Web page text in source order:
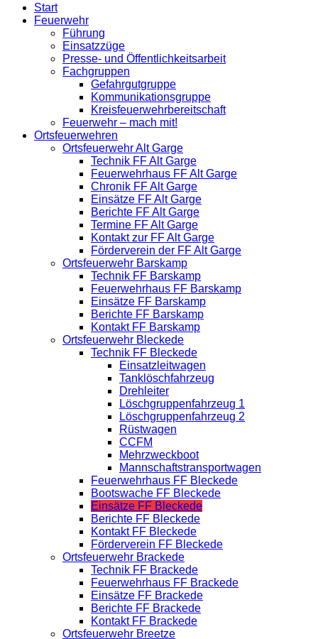
Start
Feuerwehr
Führung
Einsatzzüge
Presse- und Öffentlichkeitsarbeit
Fachgruppen
Gefahrgutgruppe
Kommunikationsgruppe
Kreisfeuerwehrbereitschaft
Feuerwehr – mach mit!
Ortsfeuerwehren
Ortsfeuerwehr Alt Garge
Technik FF Alt Garge
Feuerwehrhaus FF Alt Garge
Chronik FF Alt Garge
Einsätze FF Alt Garge
Berichte FF Alt Garge
Termine FF Alt Garge
Kontakt zur FF Alt Garge
Förderverein der FF Alt Garge
Ortsfeuerwehr Barskamp
Technik FF Barskamp
Feuerwehrhaus FF Barskamp
Einsätze FF Barskamp
Berichte FF Barskamp
Kontakt FF Barskamp
Ortsfeuerwehr Bleckede
Technik FF Bleckede
Einsatzleitwagen
Tanklöschfahrzeug
Drehleiter
Löschgruppenfahrzeug 1
Löschgruppenfahrzeug 2
Rüstwagen
CCFM
Mehrzweckboot
Mannschaftstransportwagen
Feuerwehrhaus FF Bleckede
Bootswache FF Bleckede
Einsätze FF Bleckede
Berichte FF Bleckede
Kontakt FF Bleckede
Förderverein FF Bleckede
Ortsfeuerwehr Brackede
Technik FF Brackede
Feuerwehrhaus FF Brackede
Einsätze FF Brackede
Berichte FF Brackede
Kontakt FF Brackede
Ortsfeuerwehr Breetze